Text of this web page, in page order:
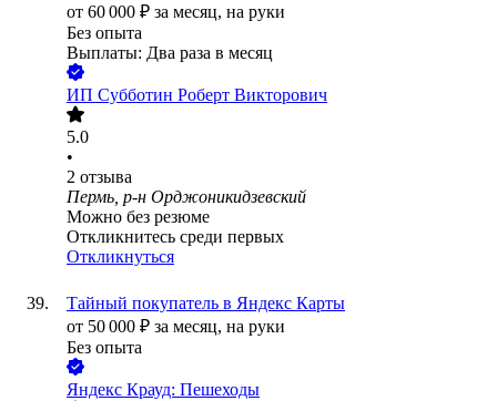
от 60 000 ₽ за месяц, на руки
Без опыта
Выплаты: Два раза в месяц
ИП Субботин Роберт Викторович
5.0
•
2 отзыва
Пермь, р-н Орджоникидзевский
Можно без резюме
Откликнитесь среди первых
Откликнуться
Тайный покупатель в Яндекс Карты
от 50 000 ₽ за месяц, на руки
Без опыта
Яндекс Крауд: Пешеходы